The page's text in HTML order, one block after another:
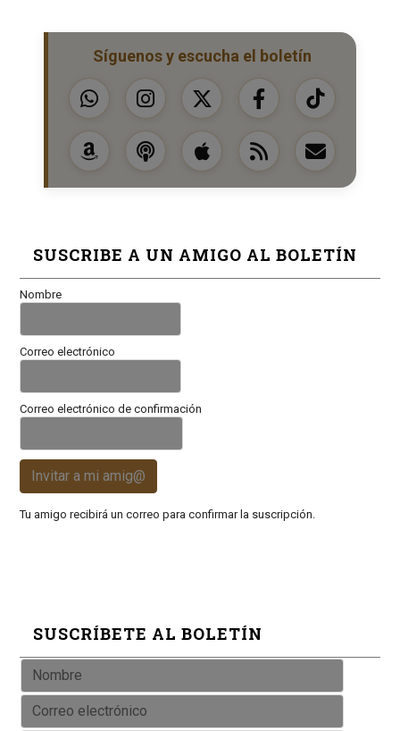
Síguenos y escucha el boletín
SUSCRIBE A UN AMIGO AL BOLETÍN
Nombre
Correo electrónico
Correo electrónico de confirmación
Invitar a mi amig@
Tu amigo recibirá un correo para confirmar la suscripción.
SUSCRÍBETE AL BOLETÍN